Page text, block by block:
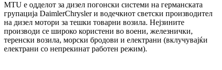
MTU е одделот за дизел погонски системи на германската
групација DaimlerChrysler и водечкиот светски производител
на дизел мотори за тешки товарни возила. Нејзините
производи се широко користени во воени, железнички,
теренски возила, морски бродови и електрани (вклучувајќи
електрани со непрекинат работен режим).